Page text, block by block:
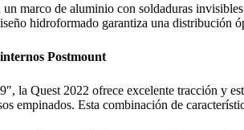
marco de aluminio con soldaduras
hidroformado garantiza una distribución
Postmount
la Quest 2022 ofrece excelente tracción y
empinados. Esta combinación de